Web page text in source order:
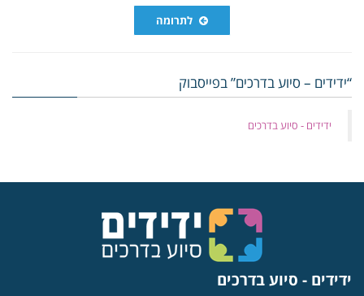
לתרומה
“ידידים – סיוע בדרכים” בפייסבוק
‏ידידים - סיוע בדרכים
ידידים - סיוע בדרכים